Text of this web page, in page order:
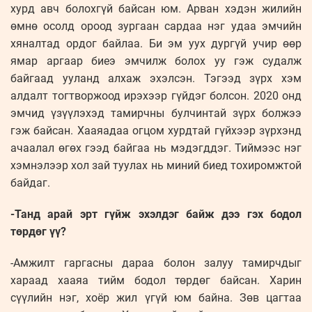
хурд авч болохгүй байсан юм. Арван хэдэн жилийн
өмнө осолд ороод зургаан сардаа нэг удаа эмчийн
хяналтад ордог байлаа. Би эм уух дургүй учир өөр
ямар аргаар биеэ эмчилж болох уу гэж судалж
байгаад ууланд алхаж эхэлсэн. Тэгээд зүрх хэм
алдалт тогтворжоод ирэхээр гүйдэг болсон. 2020 онд
эмчид үзүүлэхэд тамирчны булчинтай зүрх болжээ
гэж байсан. Хааяадаа огцом хурдтай гүйхээр зүрхэнд
ачаалал өгөх гээд байгаа нь мэдэгддэг. Тиймээс нэг
хэмнэлээр хол зай туулах нь миний биед тохиромжтой
байдаг.
-Танд арай эрт гүйж эхэлдэг байж дээ гэх бодол
төрдөг үү?
-Амжилт гаргасны дараа болон залуу тамирчдыг
хараад хааяа тийм бодол төрдөг байсан. Харин
сүүлийн нэг, хоёр жил үгүй юм байна. Зөв цагтаа